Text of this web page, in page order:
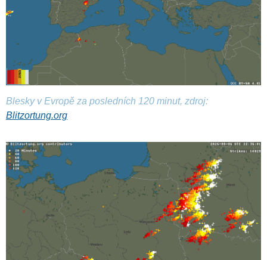
Blesky v Evropě za posledních 120 minut, zdroj:
Blitzortung.org